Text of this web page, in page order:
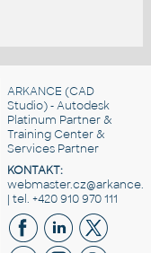
ARKANCE (CAD
Studio) - Autodesk
Platinum Partner &
Training Center &
Services Partner
KONTAKT:
| tel. +420 910 970 111